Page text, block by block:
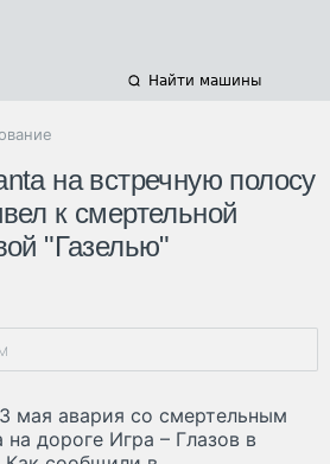
Найти машины
на встречную полосу
к смертельной
"Газелью"
мая авария со смертельным
дороге Игра – Глазов в